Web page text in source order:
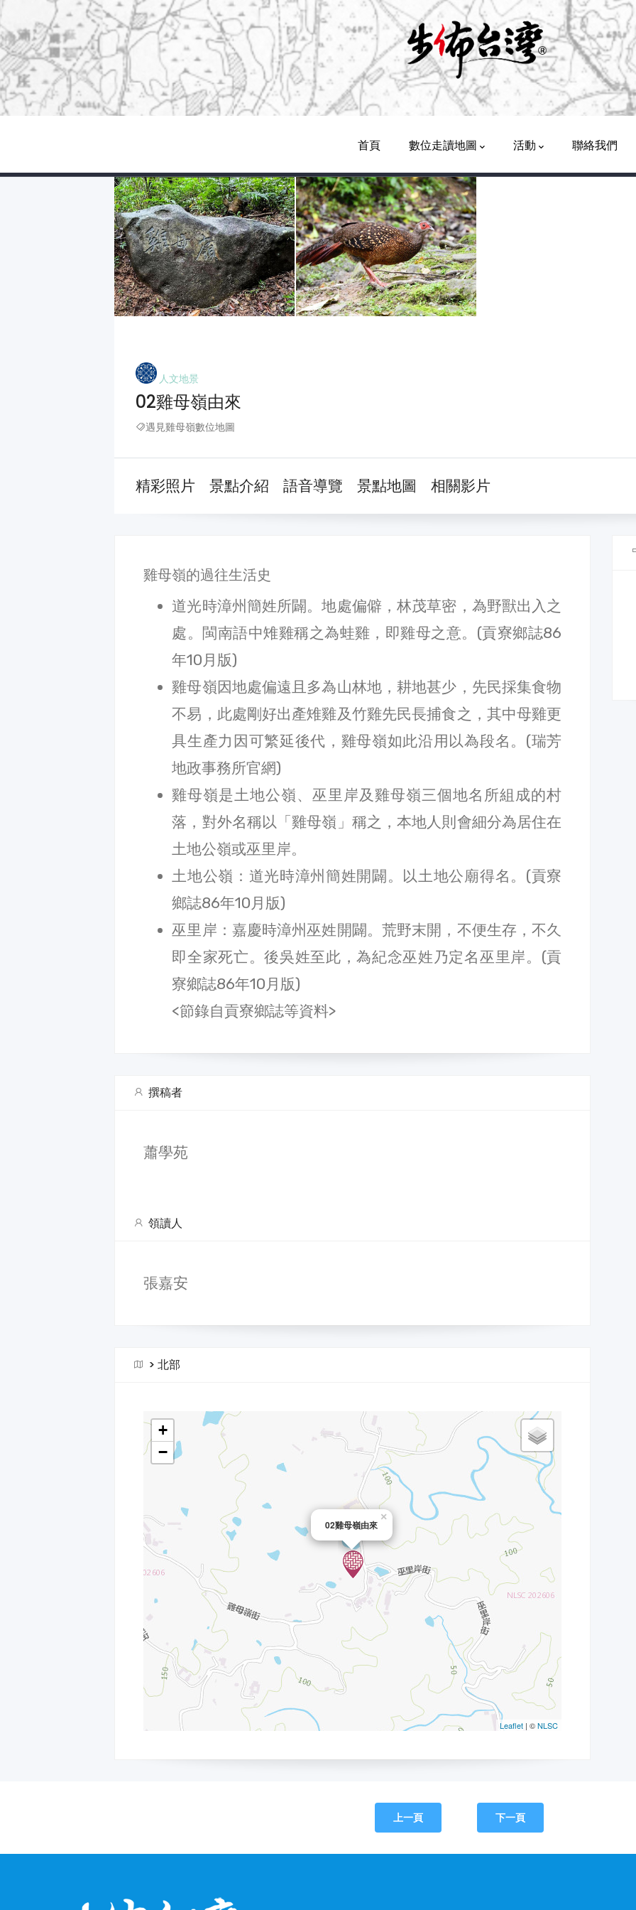
Navigation
首頁 數位走讀地圖 活動 聯絡我們
人文地景
02雞母嶺由來
遇見雞母嶺數位地圖
精彩照片 景點介紹 語音導覽 景點地圖 相關影片
雞母嶺的過往生活史
道光時漳州簡姓所闢。地處偏僻，林茂草密，為野獸出入之
處。閩南語中雉雞稱之為蛙雞，即雞母之意。(貢寮鄉誌86
年10月版)
雞母嶺因地處偏遠且多為山林地，耕地甚少，先民採集食物
不易，此處剛好出產雉雞及竹雞先民長捕食之，其中母雞更
具生產力因可繁延後代，雞母嶺如此沿用以為段名。(瑞芳
地政事務所官網)
雞母嶺是土地公嶺、巫里岸及雞母嶺三個地名所組成的村
落，對外名稱以「雞母嶺」稱之，本地人則會細分為居住在
土地公嶺或巫里岸。
土地公嶺：道光時漳州簡姓開闢。以土地公廟得名。(貢寮
鄉誌86年10月版)
巫里岸：嘉慶時漳州巫姓開闢。荒野末開，不便生存，不久
即全家死亡。後吳姓至此，為紀念巫姓乃定名巫里岸。(貢
寮鄉誌86年10月版)
<節錄自貢寮鄉誌等資料>
撰稿者
蕭學苑
領讀人
張嘉安
>北部
上一頁 下一頁